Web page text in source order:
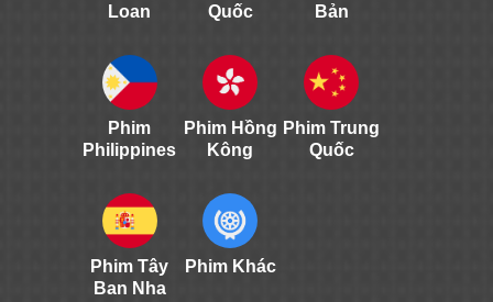
Loan
Quốc
Bản
Phim
Philippines
Phim Hồng
Kông
Phim Trung
Quốc
Phim Tây
Ban Nha
Phim Khác